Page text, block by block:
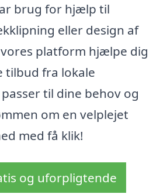
brug for hjælp til
eller design af
platform hjælpe dig
tilbud fra lokale
til dine behov og
om en velplejet
med få klik!
og uforpligtende